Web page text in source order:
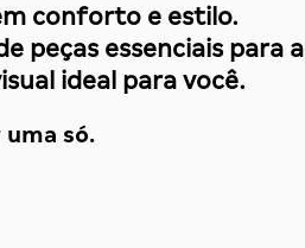
conforto e estilo.
peças essenciais para a
ideal para você.
só.